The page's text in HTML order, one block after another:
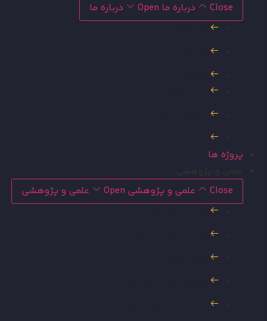
Close درباره ما
Open درباره ما
تاریخچه
افتخارات
توانایی های ما
چارت سازمانی
منشور اخلاقی
خط مشی
پروژه ها
Close علمی و پژوهشی
Open علمی و پژوهشی
کتب و مقالات
اخبار و اطلاعیه ها
انواع کانی ها
اینفوگرافی کانی ها
مشاهیر علوم زمین